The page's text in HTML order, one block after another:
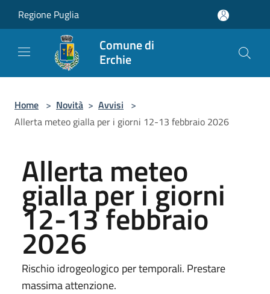
Regione Puglia
Comune di
Erchie
Home > Novità > Avvisi >
Allerta meteo gialla per i giorni 12-13 febbraio 2026
Allerta meteo
gialla per i giorni
12-13 febbraio
2026
Rischio idrogeologico per temporali. Prestare
massima attenzione.